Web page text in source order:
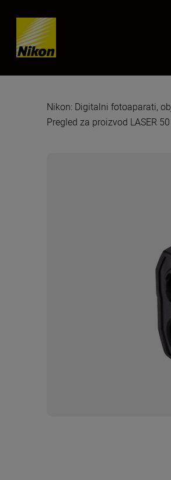
Skip content
Nikon: Digitalni fotoaparati,
Pregled za proizvod LASER 50